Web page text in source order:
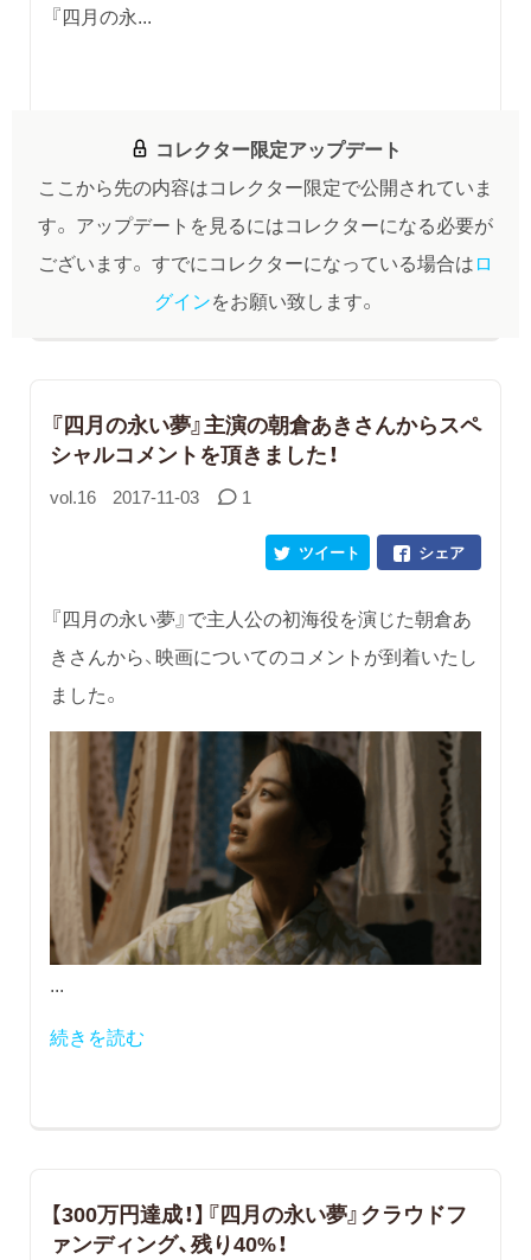
『四月の永...
コレクター限定アップデート
ここから先の内容はコレクター限定で公開されていま
す。 アップデートを見るにはコレクターになる必要が
ございます。 すでにコレクターになっている場合はロ
グインをお願い致します。
『四月の永い夢』主演の朝倉あきさんからスペ
シャルコメントを頂きました！
vol.16 2017-11-03 1
シェア
ツイート
『四月の永い夢』で主人公の初海役を演じた朝倉あ
きさんから、映画についてのコメントが到着いたし
ました。
...
続きを読む
【300万円達成！】『四月の永い夢』クラウドフ
ァンディング、残り40%！